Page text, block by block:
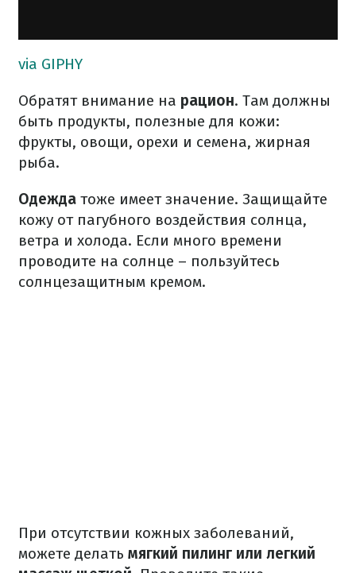
via GIPHY
Обратят внимание на рацион. Там должны
быть продукты, полезные для кожи:
фрукты, овощи, орехи и семена, жирная
рыба.
Одежда тоже имеет значение. Защищайте
кожу от пагубного воздействия солнца,
ветра и холода. Если много времени
проводите на солнце – пользуйтесь
солнцезащитным кремом.
При отсутствии кожных заболеваний,
можете делать мягкий пилинг или легкий